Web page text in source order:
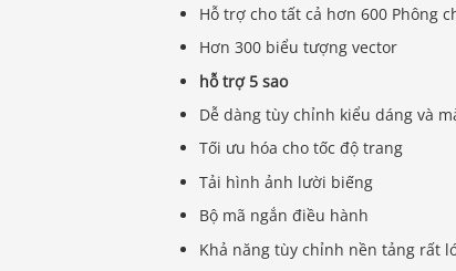
Hỗ trợ cho tất cả hơn 600 Phông
Hơn 300 biểu tượng vector
hỗ trợ 5 sao
Dễ dàng tùy chỉnh kiểu dáng và
Tối ưu hóa cho tốc độ trang
Tải hình ảnh lười biếng
Bộ mã ngắn điều hành
Khả năng tùy chỉnh nền tảng rất